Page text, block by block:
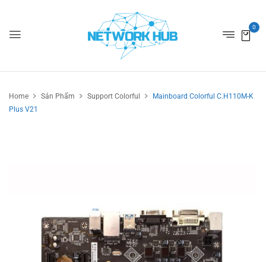
0
Home Sản Phẩm Support Colorful
Mainboard Colorful C.H110M-K
Plus V21